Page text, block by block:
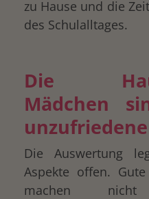
zu Hause und die
des Schulalltages.
Die
Mädchen
Die Auswertung
Aspekte offen.
machen